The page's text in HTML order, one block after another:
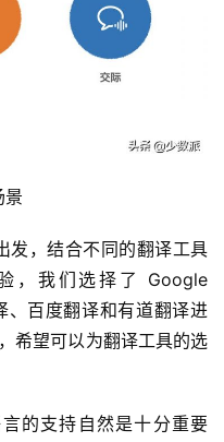
景
，我们选择了 Google
百度翻译和有道翻译进
希望可以为翻译工具的选